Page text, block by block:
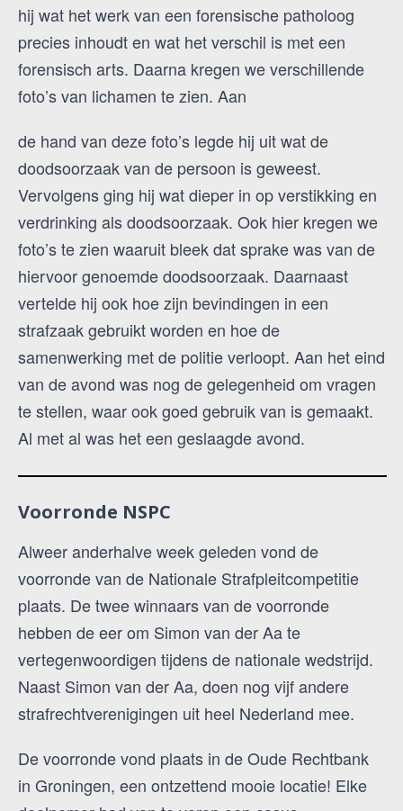
hij wat het werk van een forensische patholoog
precies inhoudt en wat het verschil is met een
forensisch arts. Daarna kregen we verschillende
foto’s van lichamen te zien. Aan
de hand van deze foto’s legde hij uit wat de
doodsoorzaak van de persoon is geweest.
Vervolgens ging hij wat dieper in op verstikking en
verdrinking als doodsoorzaak. Ook hier kregen we
foto’s te zien waaruit bleek dat sprake was van de
hiervoor genoemde doodsoorzaak. Daarnaast
vertelde hij ook hoe zijn bevindingen in een
strafzaak gebruikt worden en hoe de
samenwerking met de politie verloopt. Aan het eind
van de avond was nog de gelegenheid om vragen
te stellen, waar ook goed gebruik van is gemaakt.
Al met al was het een geslaagde avond.
Voorronde NSPC
Alweer anderhalve week geleden vond de
voorronde van de Nationale Strafpleitcompetitie
plaats. De twee winnaars van de voorronde
hebben de eer om Simon van der Aa te
vertegenwoordigen tijdens de nationale wedstrijd.
Naast Simon van der Aa, doen nog vijf andere
strafrechtverenigingen uit heel Nederland mee.
De voorronde vond plaats in de Oude Rechtbank
in Groningen, een ontzettend mooie locatie! Elke